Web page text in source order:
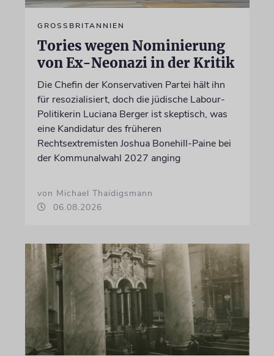
GROSSBRITANNIEN
Tories wegen Nominierung
von Ex-Neonazi in der Kritik
Die Chefin der Konservativen Partei hält ihn
für resozialisiert, doch die jüdische Labour-
Politikerin Luciana Berger ist skeptisch, was
eine Kandidatur des früheren
Rechtsextremisten Joshua Bonehill-Paine bei
der Kommunalwahl 2027 anging
von Michael Thaidigsmann
06.08.2026